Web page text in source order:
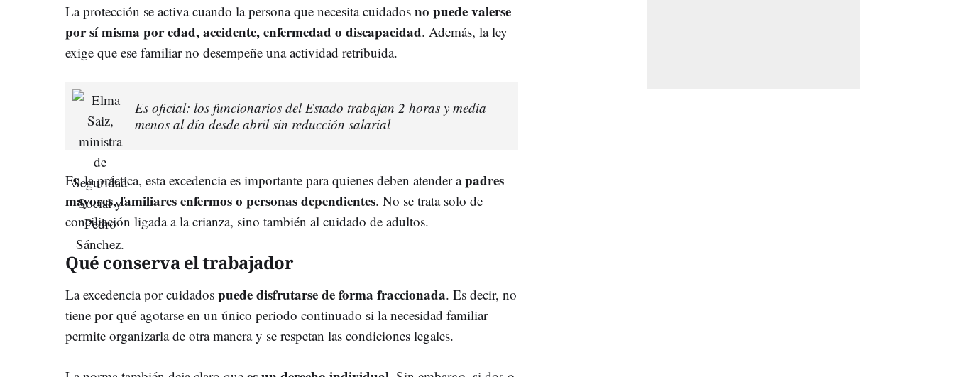
La protección se activa cuando la persona que necesita cuidados no puede valerse
por sí misma por edad, accidente, enfermedad o discapacidad. Además, la ley
exige que ese familiar no desempeñe una actividad retribuida.
Es oficial: los funcionarios del Estado trabajan 2 horas y media
menos al día desde abril sin reducción salarial
En la práctica, esta excedencia es importante para quienes deben atender apadres
mayores, familiares enfermos o personas dependientes. No se trata solo de
conciliación ligada a la crianza, sino también al cuidado de adultos.
Qué conserva el trabajador
La excedencia por cuidados puede disfrutarse de forma fraccionada. Es decir, no
tiene por qué agotarse en un único periodo continuado si la necesidad familiar
permite organizarla de otra manera y se respetan las condiciones legales.